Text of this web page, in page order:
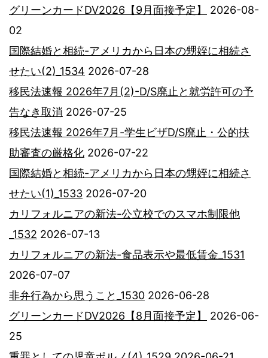
グリーンカードDV2026【9月面接予定】
2026-08-
02
国際結婚と相続-アメリカから日本の甥姪に相続さ
せたい(2)_1534 2026-07-28
移民法速報 2026年7月(2)-D/S廃止と就労許可の予
告なき取消 2026-07-25
移民法速報 2026年7月-学生ビザD/S廃止・公的扶
助審査の厳格化 2026-07-22
国際結婚と相続-アメリカから日本の甥姪に相続さ
せたい(1)_1533 2026-07-20
カリフォルニアの新法-公立校でのスマホ制限他
_1532 2026-07-13
カリフォルニアの新法-食品表示や最低賃金_1531
2026-07-07
非弁行為から思うこと_1530 2026-06-28
グリーンカードDV2026【8月面接予定】
2026-06-
25